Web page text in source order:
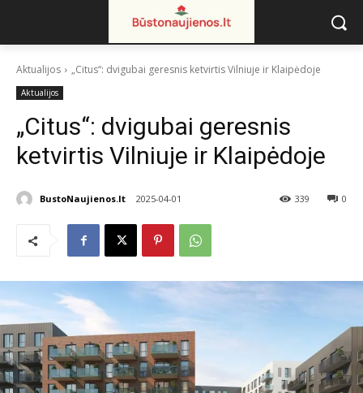
Aktualijos „Citus“: dvigubai geresnis ketvirtis Vilniuje ir Klaipėdoje
Aktualijos
„Citus“: dvigubai geresnis
ketvirtis Vilniuje ir Klaipėdoje
BustoNaujienos.lt 2025-04-01 0
339